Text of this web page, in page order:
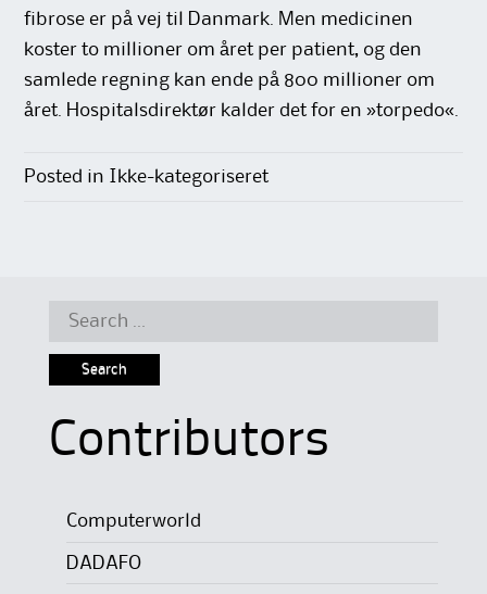
fibrose er på vej til Danmark. Men medicinen
koster to millioner om året per patient, og den
samlede regning kan ende på 800 millioner om
året. Hospitalsdirektør kalder det for en »torpedo«.
Posted in Ikke-kategoriseret
Search
Contributors
Computerworld
DADAFO